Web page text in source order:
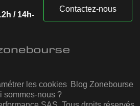
/ 14h-
Contactez-nous
les cookies Blog Zonebourse
sommes-nous ?